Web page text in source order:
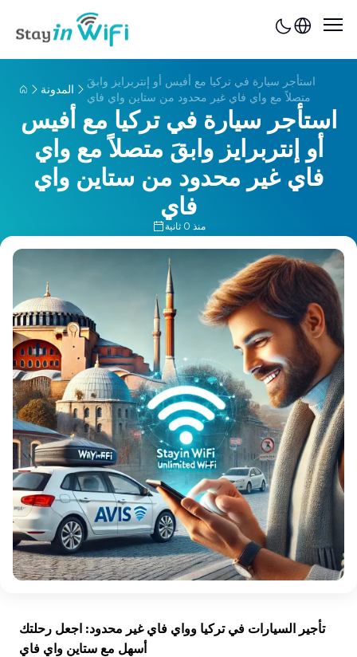
المدونة
استأجر سيارة في تركيا مع أفيس أو إنتربرايز وابقَ
متصلاً مع واي فاي غير محدود من ستاين واي فاي
استأجر سيارة في تركيا مع أفيس
أو إنتربرايز وابقَ متصلاً مع واي
فاي غير محدود من ستاين واي
فاي
منذ 0 ثانية
تأجير السيارات في تركيا وواي فاي غير محدود: اجعل رحلتك
أسهل مع ستاين واي فاي